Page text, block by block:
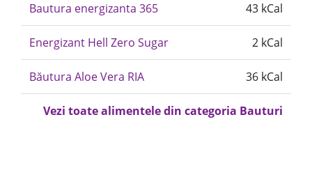
Bautura energizanta 365 43 kCal
Energizant Hell Zero Sugar 2 kCal
Băutura Aloe Vera RIA 36 kCal
Vezi toate alimentele din categoria Bauturi